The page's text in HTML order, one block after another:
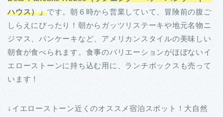
ハウス）」です。朝６時から営業していて、冒険前の腹ご
しらえにぴったり！朝からガッツリステーキや地元名物ニ
ジマス、パンケーキなど、アメリカンスタイルの美味しい
朝食が食べられます。食事のバリエーションがほぼないイ
エローストーンに持ち込む用に、ランチボックスも売って
います！
↓イエローストーン近くのオススメ宿泊スポット！大自然